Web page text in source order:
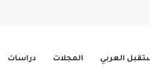
العربي المجلات دراسات